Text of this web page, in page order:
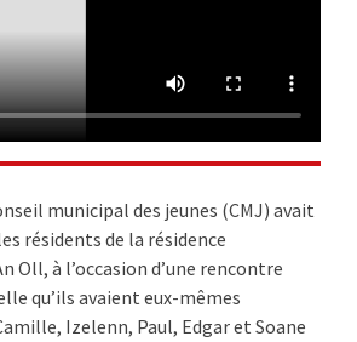
municipal des jeunes (CMJ) avait
résidents de la résidence
Oll, à l’occasion d’une rencontre
qu’ils avaient eux-mêmes
Izelenn, Paul, Edgar et Soane